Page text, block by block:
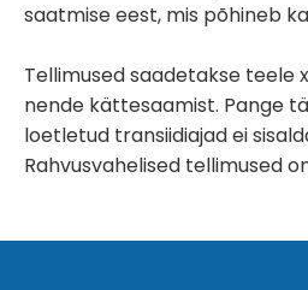
saatmise eest, mis põhineb
Tellimused saadetakse teele
nende kättesaamist. Pange
loetletud transiidiajad ei
Rahvusvahelised tellimused